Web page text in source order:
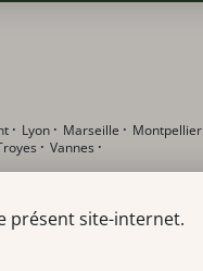
· Lyon · Marseille · Montpellier
· Vannes ·
présent site-internet.